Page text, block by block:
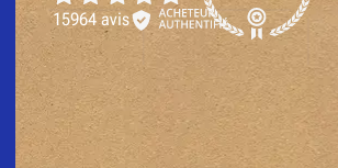
15964 avis